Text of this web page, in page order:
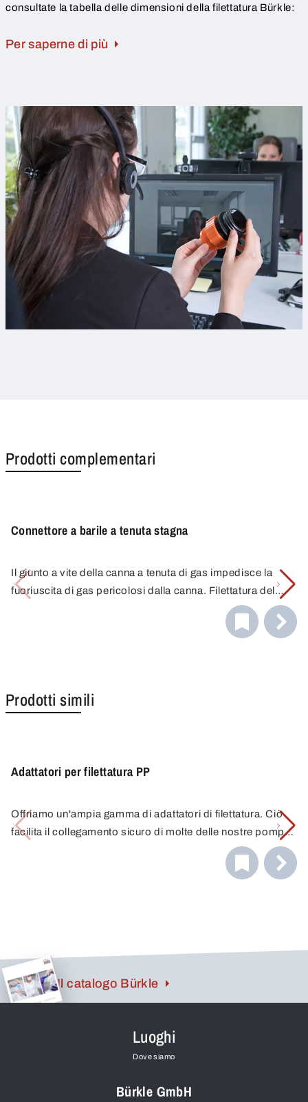
consultate la tabella delle dimensioni della filettatura Bürkle:
Per saperne di più
Prodotti complementari
Connettore a barile a tenuta stagna
Il giunto a vite della canna a tenuta di gas impedisce la
fuoriuscita di gas pericolosi dalla canna. Filettatura del
barilotto in acciaio G2", valvola di non ritorno con attacco
I raccordi per contenitori rendono il travaso ancora più
facile e sicuro grazie al loro collegamento più sicuro alle
Prodotti simili
Adattatori per filettatura PP
Offriamo un'ampia gamma di adattatori di filettatura. Ciò
facilita il collegamento sicuro di molte delle nostre pompe
e rubinetti di scarico a una varietà di contenitori. Grazie
alla combinazione di diversi adattatori, troverete sempre il
Il catalogo Bürkle
Luoghi
Dove siamo
Bürkle GmbH